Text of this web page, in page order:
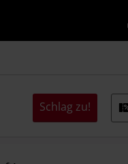
Schlag zu!